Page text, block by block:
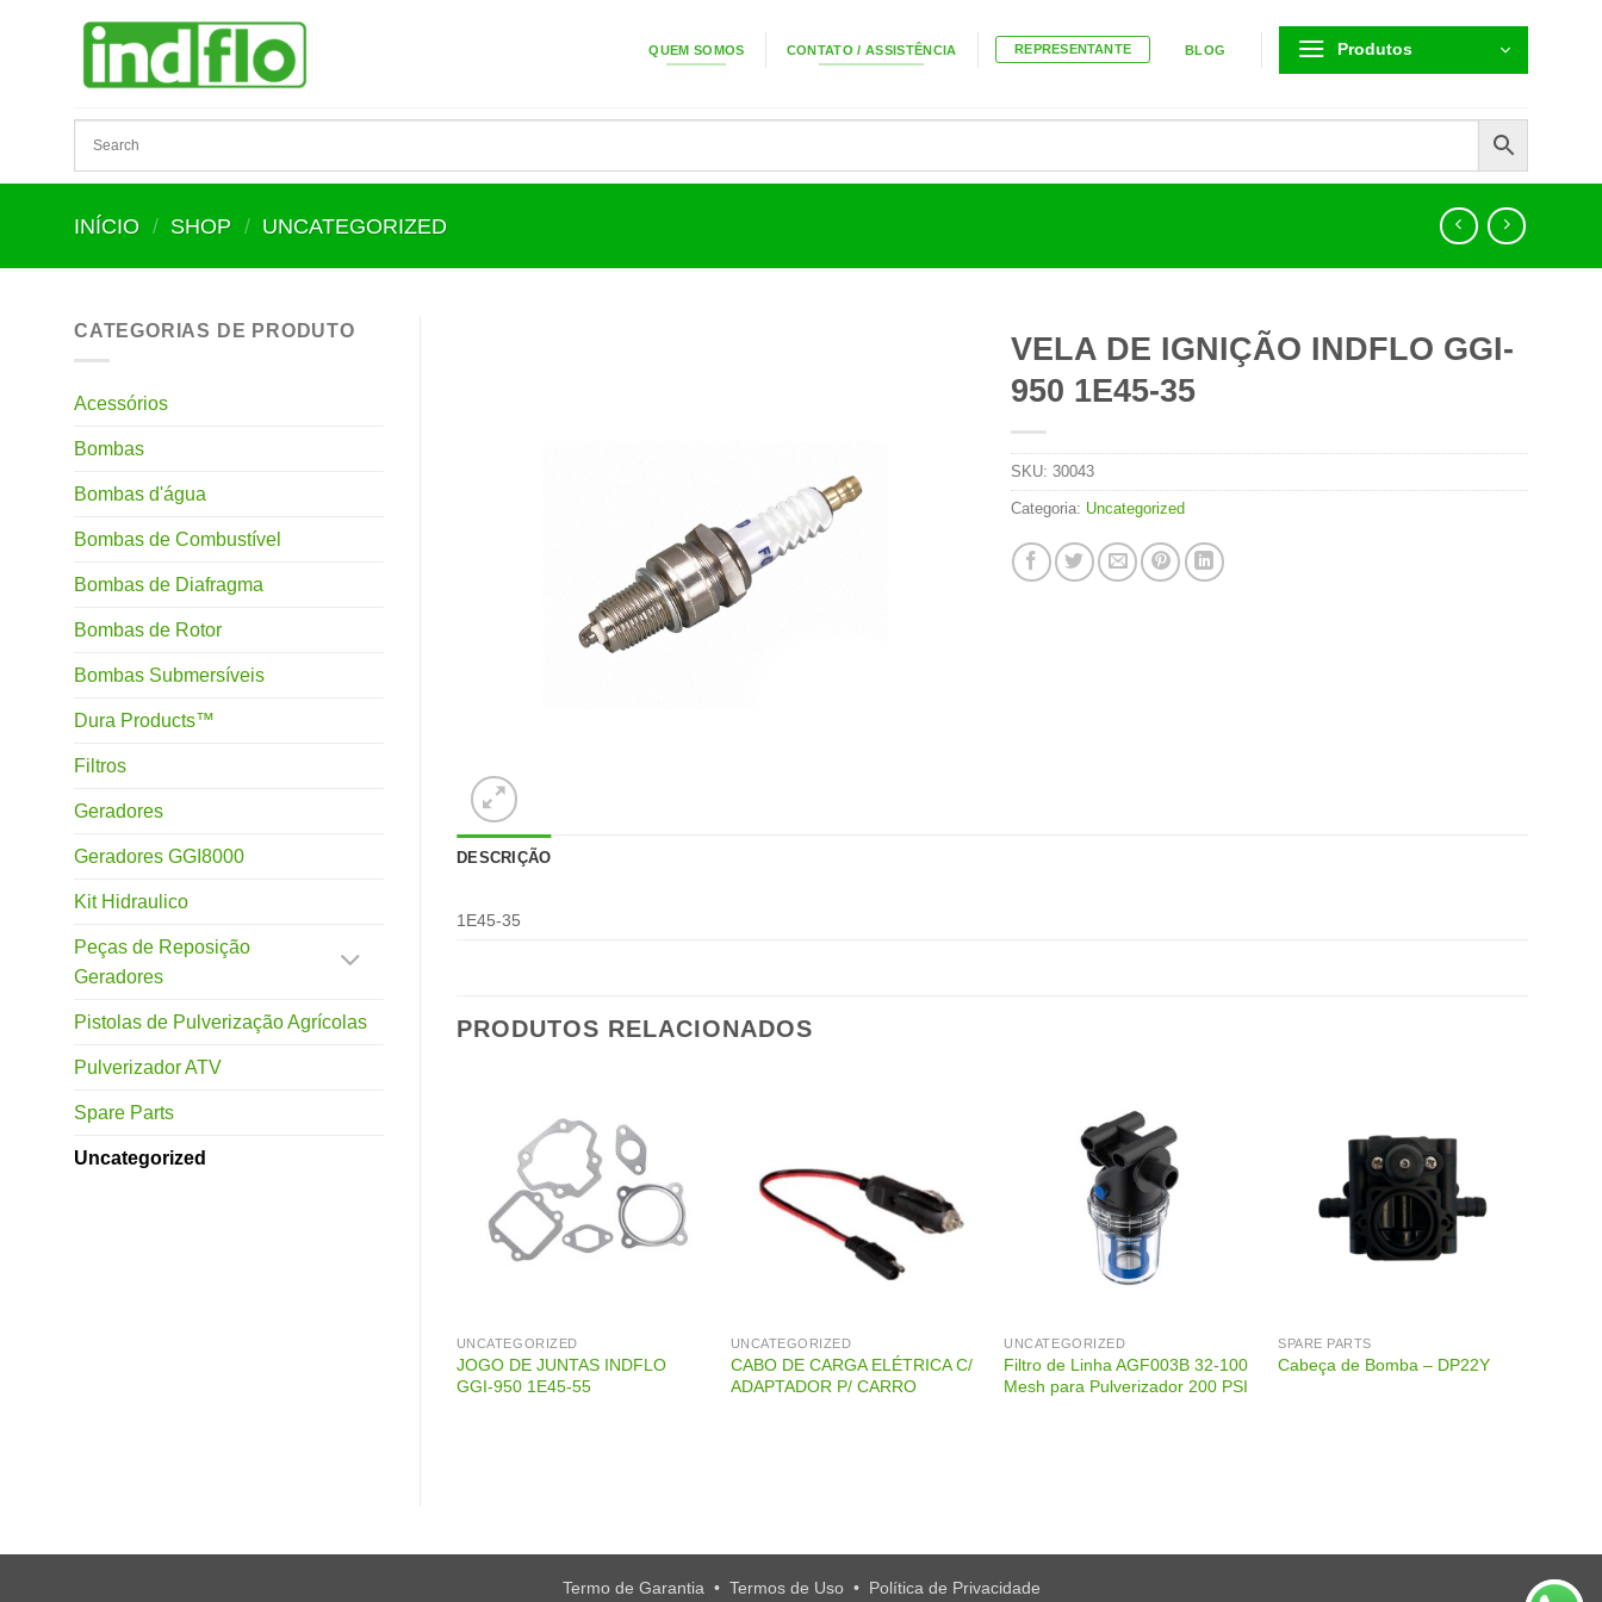
QUEM SOMOS CONTATO / ASSISTÊNCIA REPRESENTANTE BLOG Produtos
INÍCIO / SHOP / UNCATEGORIZED
CATEGORIAS DE PRODUTO
Acessórios
Bombas
Bombas d'água
Bombas de Combustível
Bombas de Diafragma
Bombas de Rotor
Bombas Submersíveis
Dura Products™
Filtros
Geradores
Geradores GGI8000
Kit Hidraulico
Peças de Reposição
Geradores
Pistolas de Pulverização Agrícolas
Pulverizador ATV
Spare Parts
Uncategorized
VELA DE IGNIÇÃO INDFLO GGI-
950 1E45-35
SKU: 30043
Categoria: Uncategorized
DESCRIÇÃO
1E45-35
PRODUTOS RELACIONADOS
UNCATEGORIZED
JOGO DE JUNTAS INDFLO
GGI-950 1E45-55
UNCATEGORIZED
CABO DE CARGA ELÉTRICA C/
ADAPTADOR P/ CARRO
UNCATEGORIZED
Filtro de Linha AGF003B 32-100
Mesh para Pulverizador 200 PSI
SPARE PARTS
Cabeça de Bomba – DP22Y
Termo de Garantia• Termos de Uso• Política de Privacidade